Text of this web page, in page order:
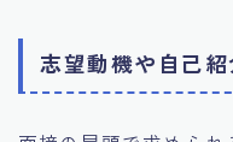
志望動機や自己